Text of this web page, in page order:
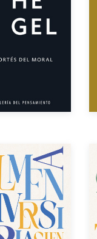
de edición
Autor
edición